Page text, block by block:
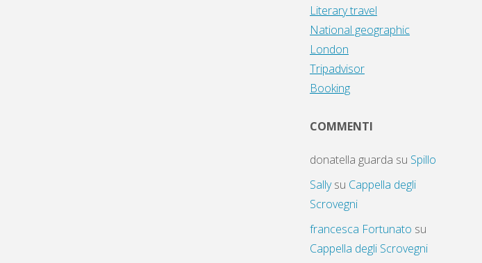
Literary travel
National geographic
London
Tripadvisor
Booking
COMMENTI
donatella guarda su Spillo
Sallysu Cappella degli
Scrovegni
francesca Fortunato su
Cappella degli Scrovegni